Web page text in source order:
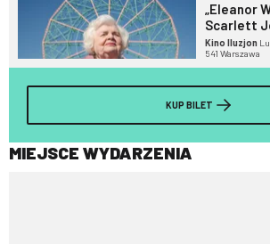
„Eleanor
Scarlett
Kino Iluzjon
541 Warszawa
KUP BILET
MIEJSCE WYDARZENIA